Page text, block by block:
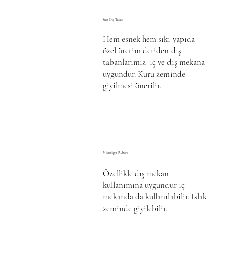
Süet Dış Taban
Microlight Rubber
Özellikle dış mekan
kullanımına uygundur iç
mekanda da kullanılabilir. Islak
zeminde giyilebilir.
Hem esnek hem sıkı yapıda
özel üretim deriden dış
tabanlarımız iç ve dış mekana
uygundur. Kuru zeminde
giyilmesi önerilir.